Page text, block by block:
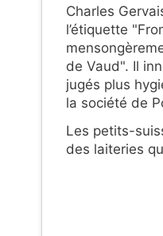
Charles
l’étiquette
de Vaud". Il
jugés plus
la société de
Les petits-
des laiteries